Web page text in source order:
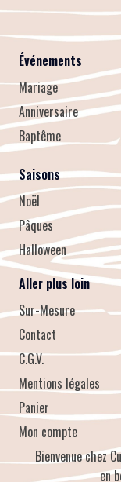
Événements
Mariage
Anniversaire
Baptême
Saisons
Noël
Pâques
Halloween
Aller plus loin
Sur-Mesure
Contact
C.G.V.
Mentions légales
Panier
Mon compte
Bienvenue chez
en